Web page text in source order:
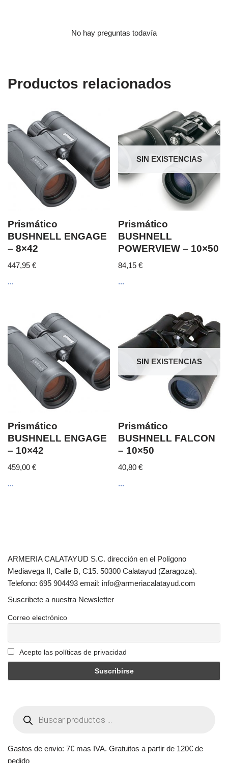
No hay preguntas todavía
Productos relacionados
Prismático
BUSHNELL ENGAGE
– 8×42
447,95 €
...
SIN EXISTENCIAS
Prismático
BUSHNELL
POWERVIEW – 10×50
84,15€
...
Prismático
BUSHNELL ENGAGE
– 10×42
459,00 €
...
SIN EXISTENCIAS
Prismático
BUSHNELL FALCON
– 10×50
40,80€
...
ARMERIA CALATAYUD S.C. dirección en el Polígono
Mediavega II, Calle B, C15. 50300 Calatayud (Zaragoza).
Telefono: 695 904493 email: info@armeriacalatayud.com
Suscribete a nuestra Newsletter
Correo electrónico
Acepto las políticas de privacidad
Gastos de envio: 7€ mas IVA. Gratuitos a partir de 120€ de
pedido